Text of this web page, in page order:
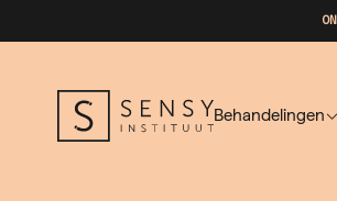
Behandelingen